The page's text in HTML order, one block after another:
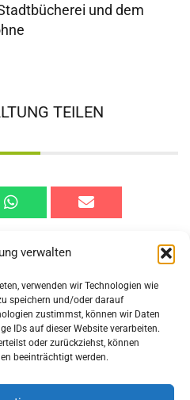
verwalten
verwenden wir Technologien wie
speichern und/oder darauf
zustimmst, können wir Daten
IDs auf dieser Website verarbeiten.
oder zurückziehst, können
beeinträchtigt werden.
und dem
TEILEN
Nächste
Veranstaltung